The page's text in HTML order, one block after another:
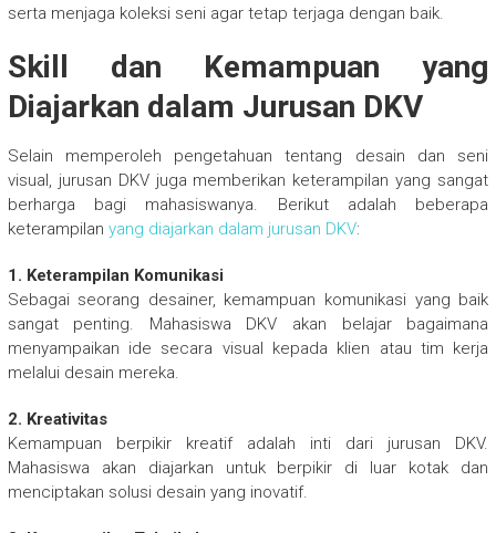
serta menjaga koleksi seni agar tetap terjaga dengan baik.
Skill dan Kemampuan yang
Diajarkan dalam Jurusan DKV
Selain memperoleh pengetahuan tentang desain dan seni
visual, jurusan DKV juga memberikan keterampilan yang sangat
berharga bagi mahasiswanya. Berikut adalah beberapa
keterampilan yang diajarkan dalam jurusan DKV:
1. Keterampilan Komunikasi
Sebagai seorang desainer, kemampuan komunikasi yang baik
sangat penting. Mahasiswa DKV akan belajar bagaimana
menyampaikan ide secara visual kepada klien atau tim kerja
melalui desain mereka.
2. Kreativitas
Kemampuan berpikir kreatif adalah inti dari jurusan DKV.
Mahasiswa akan diajarkan untuk berpikir di luar kotak dan
menciptakan solusi desain yang inovatif.